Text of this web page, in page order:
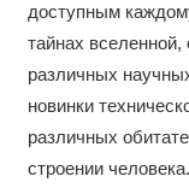
доступным
тайнах
различных
новинки
различных
строении